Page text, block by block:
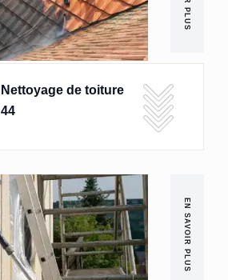
Nettoyage de toiture
44
EN SAVOIR PLUS